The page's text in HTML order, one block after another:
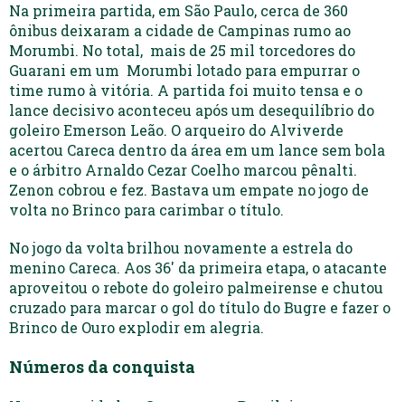
Na primeira partida, em São Paulo, cerca de 360
ônibus deixaram a cidade de Campinas rumo ao
Morumbi. No total, mais de 25 mil torcedores do
Guarani em um Morumbi lotado para empurrar o
time rumo à vitória. A partida foi muito tensa e o
lance decisivo aconteceu após um desequilíbrio do
goleiro Emerson Leão. O arqueiro do Alviverde
acertou Careca dentro da área em um lance sem bola
e o árbitro Arnaldo Cezar Coelho marcou pênalti.
Zenon cobrou e fez. Bastava um empate no jogo de
volta no Brinco para carimbar o título.
No jogo da volta brilhou novamente a estrela do
menino Careca. Aos 36′ da primeira etapa, o atacante
aproveitou o rebote do goleiro palmeirense e chutou
cruzado para marcar o gol do título do Bugre e fazer o
Brinco de Ouro explodir em alegria.
Números da conquista